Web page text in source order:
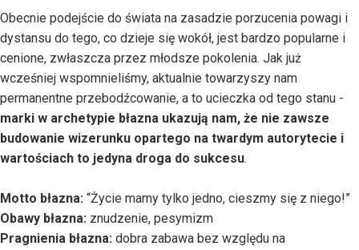
Obecnie podejście do świata na zasadzie porzucenia powagi i
dystansu do tego, co dzieje się wokół, jest bardzo popularne i
cenione, zwłaszcza przez młodsze pokolenia. Jak już
wcześniej wspomnieliśmy, aktualnie towarzyszy nam
permanentne przebodźcowanie, a to ucieczka od tego stanu -
marki w archetypie błazna ukazują nam, że nie zawsze
budowanie wizerunku opartego na twardym autorytecie i
wartościach to jedyna droga do sukcesu.
Motto błazna: “Życie mamy tylko jedno, cieszmy się z niego!”
Obawy błazna: znudzenie, pesymizm
Pragnienia błazna: dobra zabawa bez względu na